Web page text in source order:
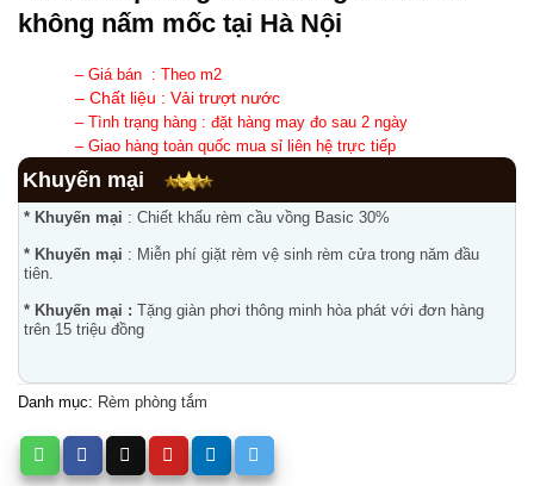
không nấm mốc tại Hà Nội
– Giá bán  : Theo m2
– Chất liệu : Vải trượt nước
– Tình trạng hàng : đặt hàng may đo sau 2 ngày
– Giao hàng toàn quốc mua sỉ liên hệ trực tiếp
Khuyến mại
* Khuyến mại : Chiết khấu rèm cầu vồng Basic 30%
* Khuyến mại : Miễn phí giặt rèm vệ sinh rèm cửa trong năm đầu
tiên.
* Khuyến mại : Tặng giàn phơi thông minh hòa phát với đơn hàng
trên 15 triệu đồng
Danh mục: Rèm phòng tắm